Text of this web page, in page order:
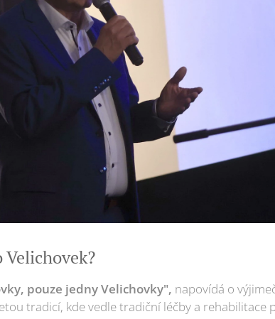
pouze jedny Velichovky", napovídá o
tradicí, kde vedle tradiční léčby a rehabilitace